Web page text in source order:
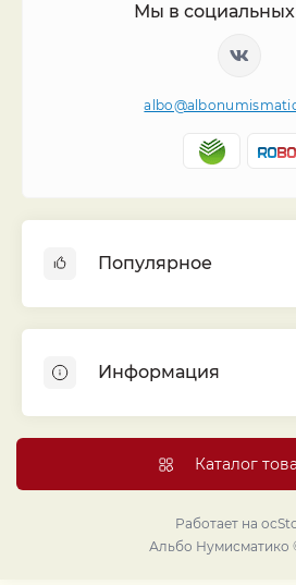
Мы в социальных
Популярное
Монеты
Банкноты
Листы для монет
Капсулы и холдеры
Проекты издательства
Информация
Договор публичной оферты
Политика
Правовой раздел
Каталог
Работает на
Альбо Нумисматико